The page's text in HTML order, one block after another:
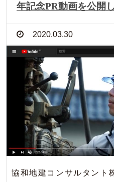
年記念PR動画を公開
2020.03.30
協和地建コンサルタント